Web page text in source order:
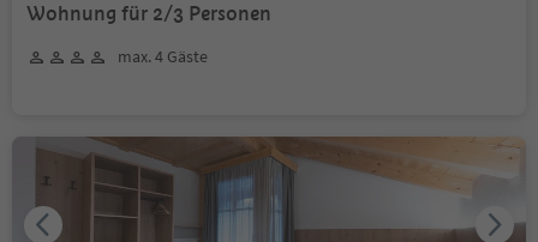
Wohnung für 2/3 Personen
max. 4 Gäste